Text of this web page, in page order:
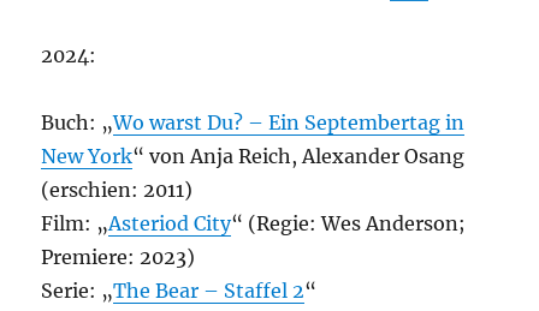
2024:
Buch: „Wo warst Du? – Ein Septembertag in
New York“ von Anja Reich, Alexander Osang
(erschien: 2011)
Film: „Asteriod City“ (Regie: Wes Anderson;
Premiere: 2023)
Serie: „The Bear – Staffel 2“